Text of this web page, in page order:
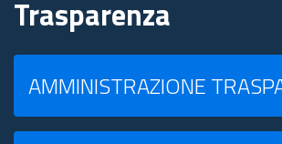
Trasparenza
AMMINISTRAZIONE